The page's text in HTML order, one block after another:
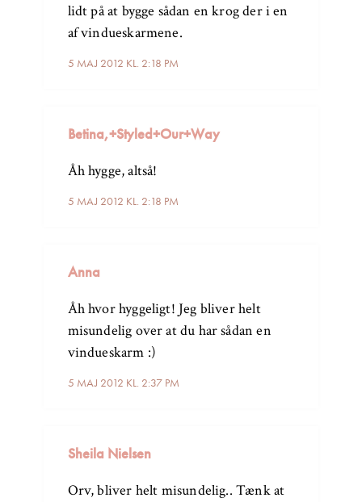
5 MAJ 2012 KL. 2:18 PM
lidt på at bygge sådan en krog der i en
af vindueskarmene.
Betina,+Styled+Our+Way
5 MAJ 2012 KL. 2:18 PM
Åh hygge, altså!
Anna
5 MAJ 2012 KL. 2:37 PM
Åh hvor hyggeligt! Jeg bliver helt
misundelig over at du har sådan en
vindueskarm :)
Sheila Nielsen
Orv, bliver helt misundelig.. Tænk at